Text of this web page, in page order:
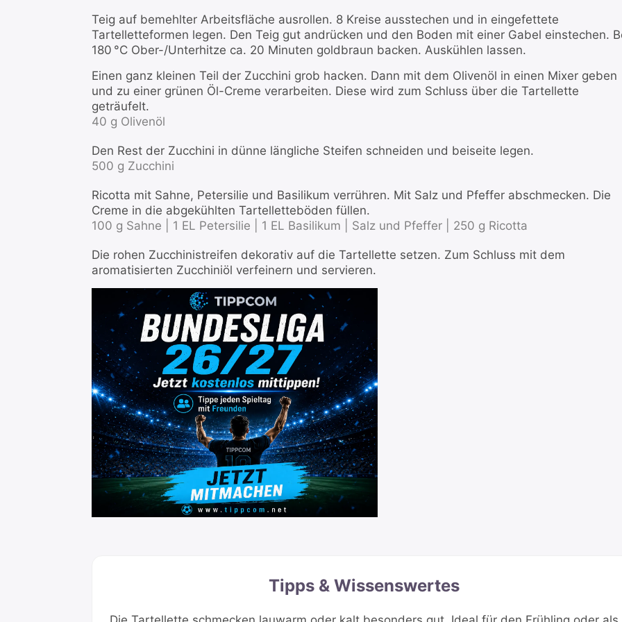
Teig auf bemehlter Arbeitsfläche ausrollen. 8 Kreise ausstechen und in eingefettete
Tartelletteformen legen. Den Teig gut andrücken und den Boden mit einer Gabel einstechen.
180 °C Ober-/Unterhitze ca. 20 Minuten goldbraun backen. Auskühlen lassen.
Einen ganz kleinen Teil der Zucchini grob hacken. Dann mit dem Olivenöl in einen Mixer geben
und zu einer grünen Öl-Creme verarbeiten. Diese wird zum Schluss über die Tartellette
geträufelt.
40 g Olivenöl
Den Rest der Zucchini in dünne längliche Steifen schneiden und beiseite legen.
500 g Zucchini
Ricotta mit Sahne, Petersilie und Basilikum verrühren. Mit Salz und Pfeffer abschmecken. Die
Creme in die abgekühlten Tartelletteböden füllen.
100 g Sahne |
1 EL Petersilie | 1 EL Basilikum | Salz und Pfeffer | 250 g Ricotta
Die rohen Zucchinistreifen dekorativ auf die Tartellette setzen. Zum Schluss mit dem
aromatisierten Zucchiniöl verfeinern und servieren.
Tipps & Wissenswertes